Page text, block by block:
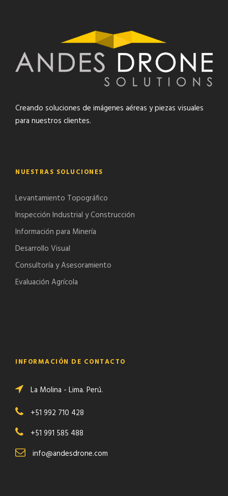
Creando soluciones de imágenes aéreas y piezas visuales
para nuestros clientes.
NUESTRAS SOLUCIONES
Levantamiento Topográfico
Inspección Industrial y Construcción
Información para Minería
Desarrollo Visual
Consultoría y Asesoramiento
Evaluación Agrícola
INFORMACIÓN DE CONTACTO
La Molina - Lima. Perú.
+51 992 710 428
+51 991 585 488
info@andesdrone.com